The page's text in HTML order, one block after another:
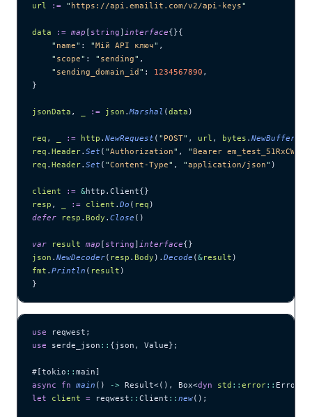
url := " https://api.emailit.com/v2/api-keys"
data := map [ string] interface{}{
    "
name" : "Мій API ключ" ,
    "
scope" : " sending" ,
    "
sending_domain_id " : 1234567890 ,
}
jsonData , := json .Marshal (data )
req , := http . NewRequest ( " POST" , url , bytes . NewBuffer
req . Header. Set ( "Authorization" , "Bearer
req . Header. Set ( "Content-Type" , "application/json" )
client := &http.Client{}
resp , := client . Do ( req )
defer resp . Body . Close ()
var result map [ string] interface{}
json . NewDecoder( resp . Body ). Decode (&result )
fmt . Println ( result )
}
use reqwest;
use serde_json :: {json, Value};
#[tokio :: main]
async fn main () -> Result<(), Box<dyn std :: error::
let client = reqwest :: Client :: new();